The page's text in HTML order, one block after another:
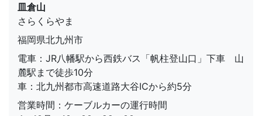
皿倉山
さらくらやま
福岡県北九州市
電車：JR八幡駅から西鉄バス「帆柱登山口」下車 山
麓駅まで徒歩10分
車：北九州都市高速道路大谷ICから約5分
営業時間：ケーブルカーの運行時間